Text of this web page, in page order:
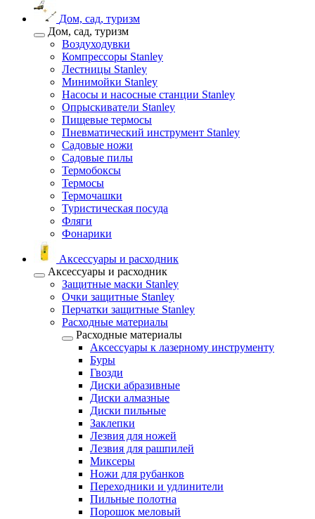
Дом, сад, туризм
Дом, сад, туризм
Воздуходувки
Компрессоры Stanley
Лестницы Stanley
Минимойки Stanley
Насосы и насосные станции Stanley
Опрыскиватели Stanley
Пищевые термосы
Пневматический инструмент Stanley
Садовые ножи
Садовые пилы
Термобоксы
Термосы
Термочашки
Туристическая посуда
Фляги
Фонарики
Аксессуары и расходник
Аксессуары и расходник
Защитные маски Stanley
Очки защитные Stanley
Перчатки защитные Stanley
Расходные материалы
Расходные материалы
Аксессуары к лазерному инструменту
Буры
Гвозди
Диски абразивные
Диски алмазные
Диски пильные
Заклепки
Лезвия для ножей
Лезвия для рашпилей
Миксеры
Ножи для рубанков
Переходники и удлинители
Пильные полотна
Порошок меловый